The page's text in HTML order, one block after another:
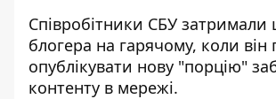
Співробітники СБУ затримали
блогера на гарячому, коли він
опублікувати нову "порцію"
контенту в мережі.